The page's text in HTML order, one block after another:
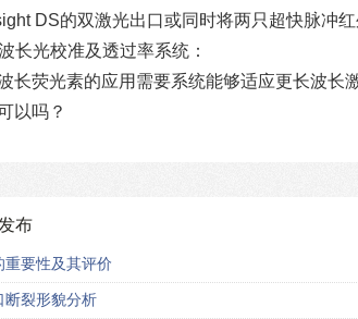
DS的双激光出口或同时将两只超快脉冲
长光校准及透过率系统：
长荧光素的应用需要系统能够适应更长波
以吗？
布
重要性及其评价
断裂形貌分析